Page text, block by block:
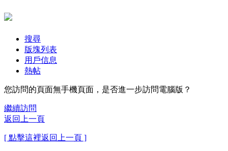
搜尋
版塊列表
用戶信息
熱帖
您訪問的頁面無手機頁面，是否進一步訪問電腦版？
繼續訪問
返回上一頁
[ 點擊這裡返回上一頁 ]